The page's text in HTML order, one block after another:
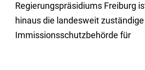
Regierungspräsidiums Freiburg
hinaus die landesweit zuständige
Immissionsschutzbehörde für